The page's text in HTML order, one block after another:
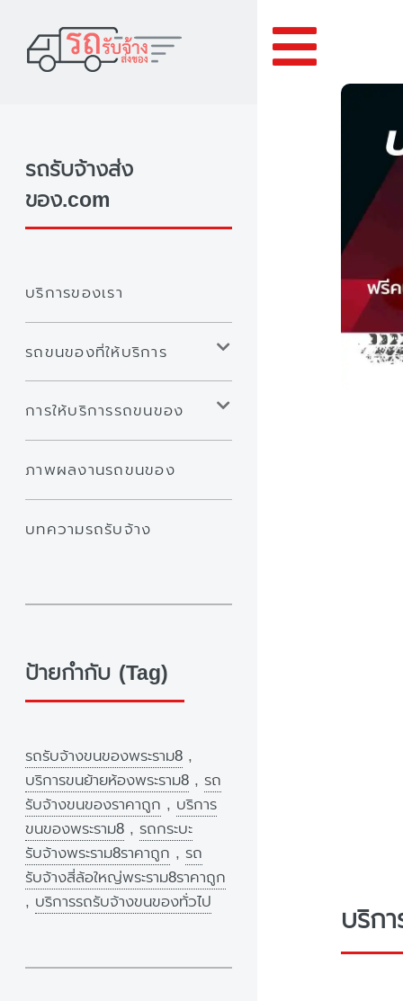
บริก
รถรับจ้างส่ง
ของ.com
บริการของเรา
รถขนของที่ให้บริการ
การให้บริการรถขนของ
ภาพผลงานรถขนของ
บทความรถรับจ้าง
ป้ายกำกับ (Tag)
รถรับจ้างขนของพระราม8 ,
บริการขนย้ายห้องพระราม8 , รถ
รับจ้างขนของราคาถูก , บริการ
ขนของพระราม8 , รถกระบะ
รับจ้างพระราม8ราคาถูก , รถ
รับจ้างสี่ล้อใหญ่พระราม8ราคาถูก
, บริการรถรับจ้างขนของทั่วไป